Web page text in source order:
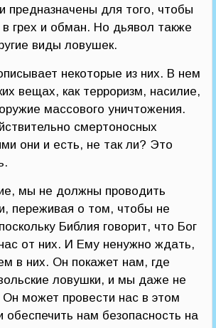
предназначены для того, чтобы
грех и обман. Но дьявол также
виды ловушек.
некоторые из них. В нем
вещах, как терроризм, насилие,
массового уничтожения.
смертоносных
они и есть, не так ли? Это
мы не должны проводить
переживая о том, чтобы не
Библия говорит, что Бог
от них. И Ему ненужно ждать,
в них. Он покажет нам, где
ловушки, и мы даже не
может провести нас в этом
обеспечить нам безопасность на